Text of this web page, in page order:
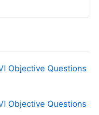
Objective Questions
Objective Questions